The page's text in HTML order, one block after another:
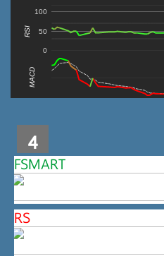
0
50
100
RSI
MACD
4
FSMART
RS